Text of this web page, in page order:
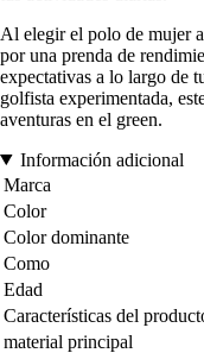
Al elegir el polo de mujer
por una prenda de
expectativas a lo largo de
golfista experimentada,
aventuras en el green.
Información adicional
Marca
Color
Color dominante
Como
Edad
Características del
material principal